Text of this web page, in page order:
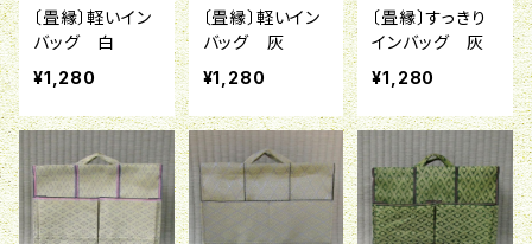
〔畳縁〕軽いイン
バッグ 白
¥1,280
〔畳縁〕軽いイン
バッグ 灰
¥1,280
〔畳縁〕すっきり
インバッグ 灰
¥1,280